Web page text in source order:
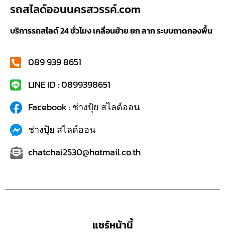
รถสไลด์ออนนครสวรรค์.com
บริการรถสไลด์ 24 ชั่วโมง เคลื่อนย้าย ยก ลาก ระบบถาดกองพื้น
089 939 8651
LINE ID : 0899398651
Facebook : ช่างปุ้ย สไลด์ออน
ช่างปุ้ย สไลด์ออน
chatchai2530@hotmail.co.th
แชร์หน้านี้